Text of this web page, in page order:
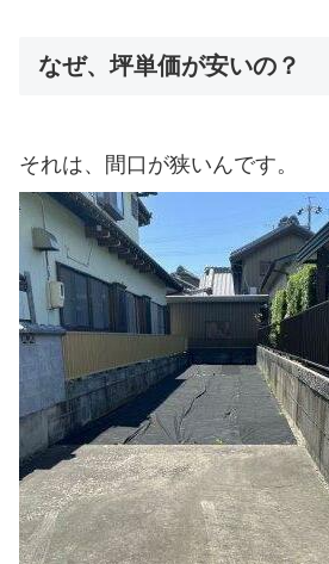
なぜ、坪単価が安いの？
それは、間口が狭いんです。